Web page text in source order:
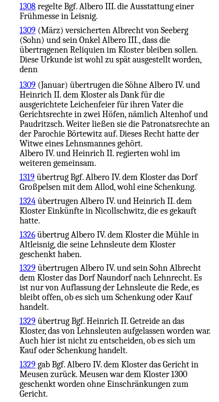
1308 regelte Bgf. Albero III. die Ausstattung einer
Frühmesse in Leisnig.
1309 (März) versicherten Albrecht von Seeberg
(Sohn) und sein Onkel Albero III., dass die
übertragenen Reliquien im Kloster bleiben sollen.
Diese Urkunde ist wohl zu spät ausgestellt worden,
denn
1309 (Januar) übertrugen die Söhne Albero IV. und
Heinrich II. dem Kloster als Dank für die
ausgerichtete Leichenfeier für ihren Vater die
Gerichtsrechte in zwei Höfen, nämlich Altenhof und
Paudritzsch. Weiter ließen sie die Patronatsrechte an
der Parochie Börtewitz auf. Dieses Recht hatte der
Witwe eines Lehnsmannes gehört.
Albero IV. und Heinrich II. regierten wohl im
weiteren gemeinsam.
1319 übertrug Bgf. Albero IV. dem Kloster das Dorf
Großpelsen mit dem Allod, wohl eine Schenkung.
1324 übertrugen Albero IV. und Heinrich II. dem
Kloster Einkünfte in Nicollschwitz, die es gekauft
hatte.
1326 übertrug Albero IV. dem Kloster die Mühle in
Altleisnig, die seine Lehnsleute dem Kloster
geschenkt haben.
1329 übertrugen Albero IV. und sein Sohn Albrecht
dem Kloster das Dorf Naundorf nach Lehnrecht. Es
ist nur von Auflassung der Lehnsleute die Rede, es
bleibt offen, ob es sich um Schenkung oder Kauf
handelt.
1329 übertrug Bgf. Heinrich II. Getreide an das
Kloster, das von Lehnsleuten aufgelassen worden war.
Auch hier ist nicht zu entscheiden, ob es sich um
Kauf oder Schenkung handelt.
1329 gab Bgf. Albero IV. dem Kloster das Gericht in
Meusen zurück. Meusen war dem Kloster 1300
geschenkt worden ohne Einschränkungen zum
Gericht.